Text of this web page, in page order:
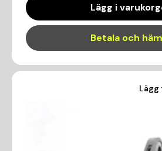
Lägg i
Betala och
Lägg